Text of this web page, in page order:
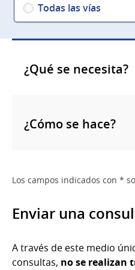
Todas las vías
¿Qué se necesita?
¿Cómo se hace?
Los campos indicados con *
Enviar una
A través de este medio
consultas, no se realizan